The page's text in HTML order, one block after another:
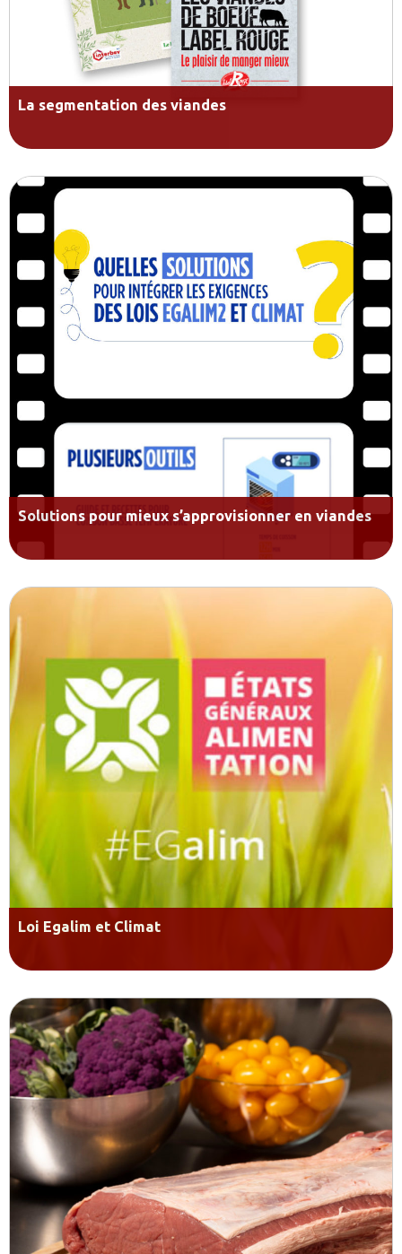
La segmentation des viandes
Solutions pour mieux s’approvisionner en viandes
Loi Egalim et Climat